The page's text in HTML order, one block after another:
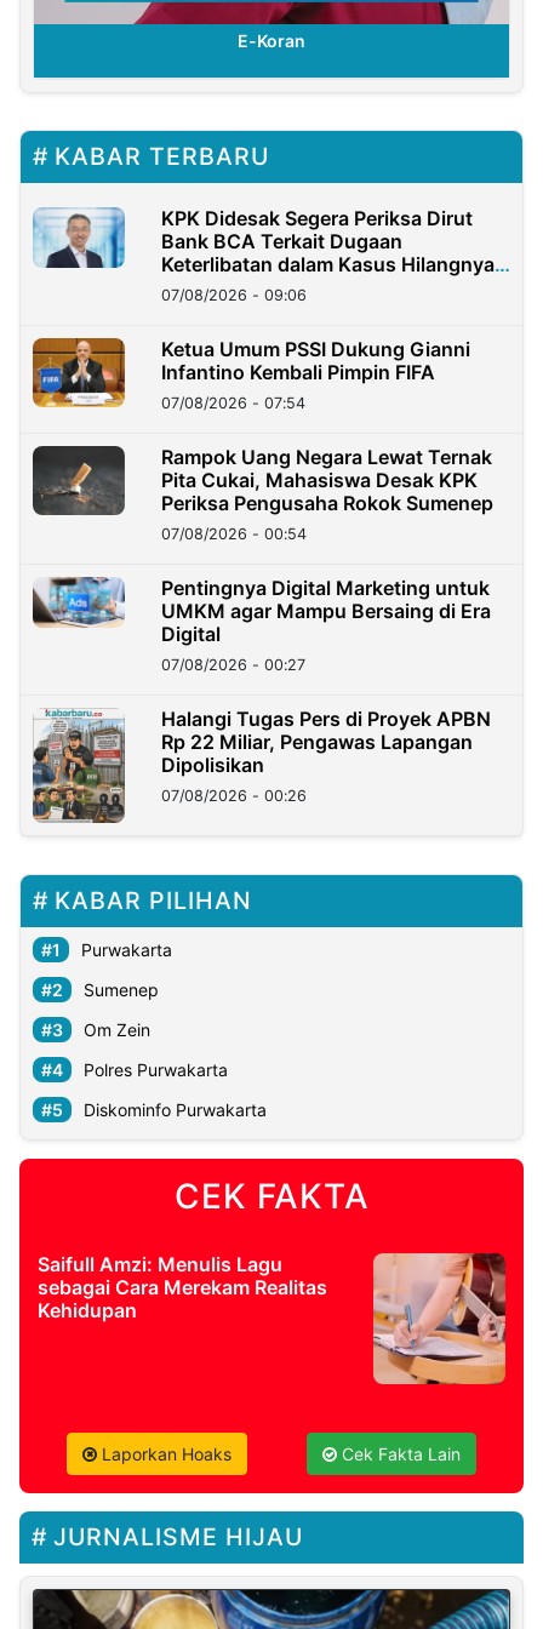
E-Koran
KABAR TERBARU
KPK Didesak Segera Periksa Dirut
Bank BCA Terkait Dugaan
Keterlibatan dalam Kasus Hilangnya
Dana Nasabah Rp2,58 Miliar
07/08/2026 - 09:06
Ketua Umum PSSI Dukung Gianni
Infantino Kembali Pimpin FIFA
07/08/2026 - 07:54
Rampok Uang Negara Lewat Ternak
Pita Cukai, Mahasiswa Desak KPK
Periksa Pengusaha Rokok Sumenep
07/08/2026 - 00:54
Pentingnya Digital Marketing untuk
UMKM agar Mampu Bersaing di Era
Digital
07/08/2026 - 00:27
Halangi Tugas Pers di Proyek APBN
Rp 22 Miliar, Pengawas Lapangan
Dipolisikan
07/08/2026 - 00:26
KABAR PILIHAN
Purwakarta
Sumenep
Om Zein
Polres Purwakarta
Diskominfo Purwakarta
CEK FAKTA
Saifull Amzi: Menulis Lagu
sebagai Cara Merekam Realitas
Kehidupan
Laporkan Hoaks Cek Fakta Lain
JURNALISME HIJAU